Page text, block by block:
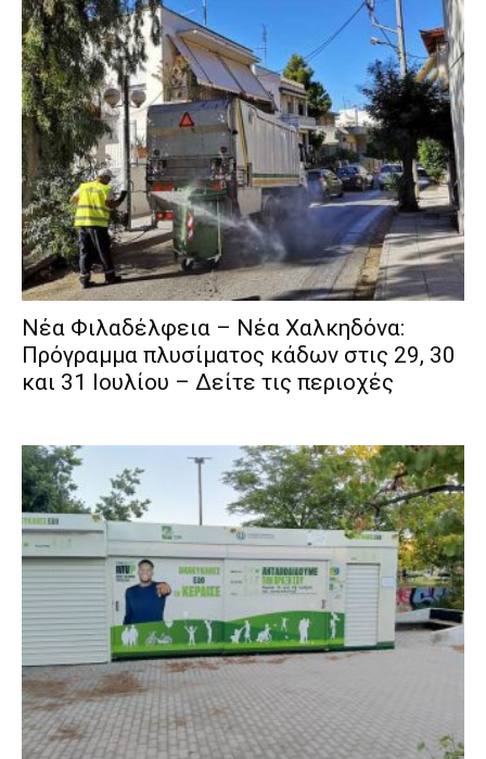
Νέα Φιλαδέλφεια – Νέα Χαλκηδόνα:
Πρόγραμμα πλυσίματος κάδων στις 29, 30
και 31 Ιουλίου – Δείτε τις περιοχές